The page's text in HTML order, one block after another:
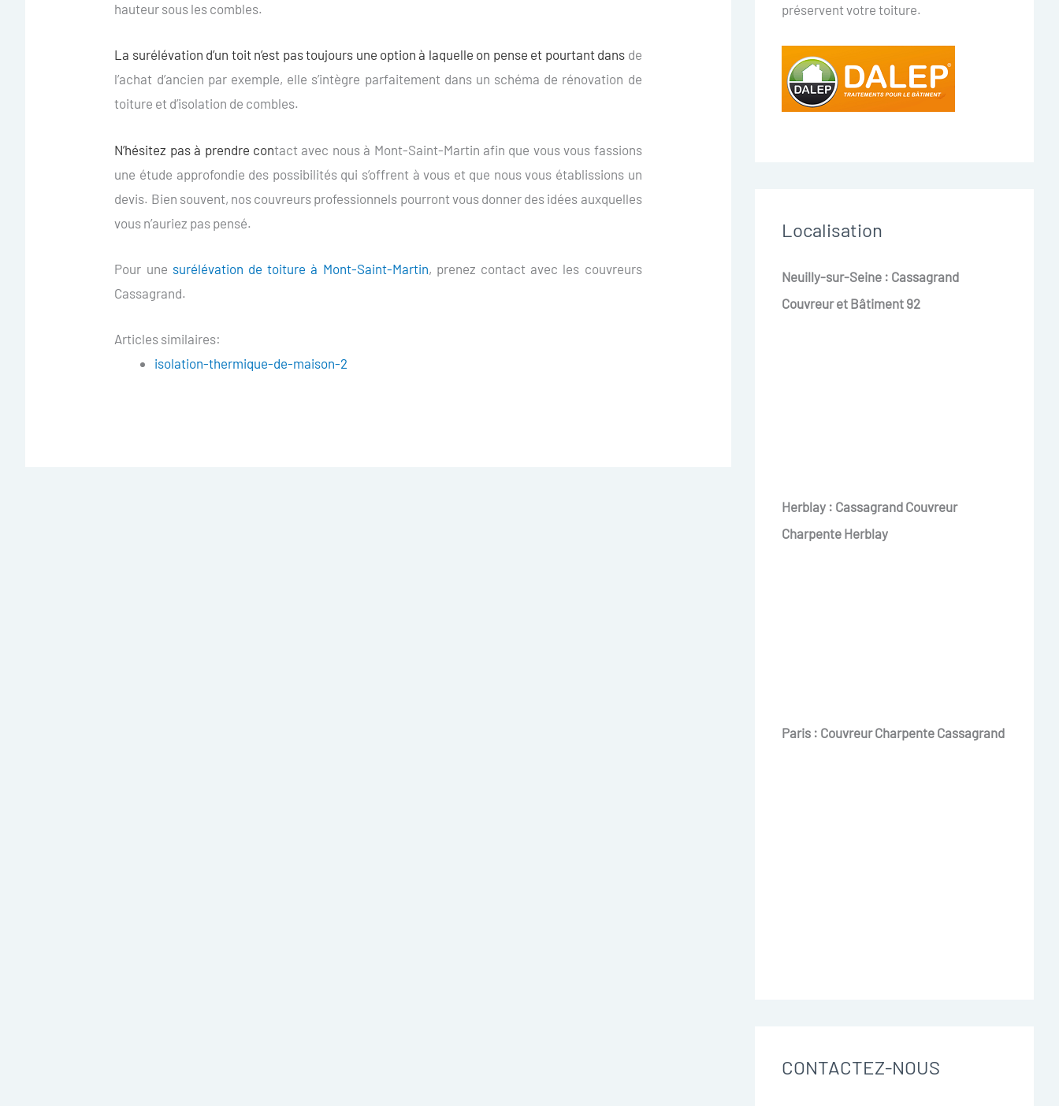
hauteur sous les combles.
La surélévation d’un toit n’est pas toujours une option à laquelle on pense et pourtant dans de
l’achat d’ancien par exemple, elle s’intègre parfaitement dans un schéma de rénovation de
toiture et d’isolation de combles.
N’hésitez pas à prendre contact avec nous à Mont-Saint-Martin afin que vous vous fassions
une étude approfondie des possibilités qui s’offrent à vous et que nous vous établissions un
devis. Bien souvent, nos couvreurs professionnels pourront vous donner des idées auxquelles
vous n’auriez pas pensé.
Pour une surélévation de toiture à Mont-Saint-Martin, prenez contact avec les couvreurs
Cassagrand.
Articles similaires:
isolation-thermique-de-maison-2
préservent votre toiture.
Localisation
Neuilly-sur-Seine : Cassagrand
Couvreur et Bâtiment 92
Herblay : Cassagrand Couvreur
Charpente Herblay
Paris : Couvreur Charpente Cassagrand
CONTACTEZ-NOUS